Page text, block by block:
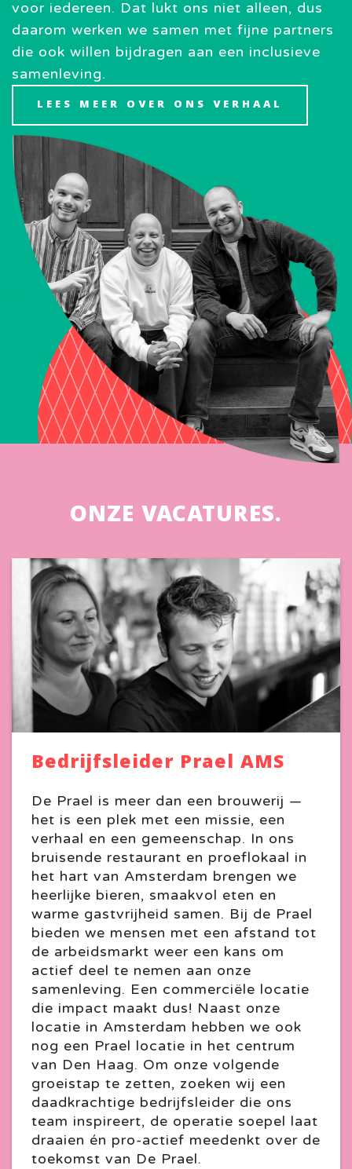
voor iedereen. Dat lukt ons niet alleen, dus
daarom werken we samen met fijne partners
die ook willen bijdragen aan een inclusieve
samenleving.
LEES MEER OVER ONS VERHAAL
ONZE VACATURES.
Bedrijfsleider Prael AMS
De Prael is meer dan een brouwerij —
het is een plek met een missie, een
verhaal en een gemeenschap. In ons
bruisende restaurant en proeflokaal in
het hart van Amsterdam brengen we
heerlijke bieren, smaakvol eten en
warme gastvrijheid samen. Bij de Prael
bieden we mensen met een afstand tot
de arbeidsmarkt weer een kans om
actief deel te nemen aan onze
samenleving. Een commerciële locatie
die impact maakt dus! Naast onze
locatie in Amsterdam hebben we ook
nog een Prael locatie in het centrum
van Den Haag. Om onze volgende
groeistap te zetten, zoeken wij een
daadkrachtige bedrijfsleider die ons
team inspireert, de operatie soepel laat
draaien én pro-actief meedenkt over de
toekomst van De Prael.